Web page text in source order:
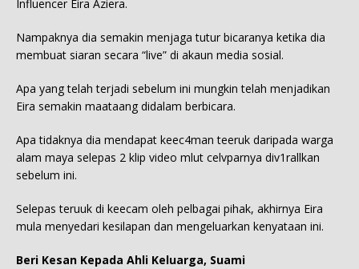
Influencer Eira Aziera.
Nampaknya dia semakin menjaga tutur bicaranya ketika dia
membuat siaran secara “live” di akaun media sosial.
Apa yang telah terjadi sebelum ini mungkin telah menjadikan
Eira semakin maataang didalam berbicara.
Apa tidaknya dia mendapat keec4man teeruk daripada warga
alam maya selepas 2 klip video mlut celvparnya div1rallkan
sebelum ini.
Selepas teruuk di keecam oleh pelbagai pihak, akhirnya Eira
mula menyedari kesilapan dan mengeluarkan kenyataan ini.
Beri Kesan Kepada Ahli Keluarga, Suami